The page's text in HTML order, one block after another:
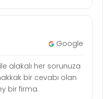
Google
alakalı her sorunuza
bir cevabı olan
bir firma.